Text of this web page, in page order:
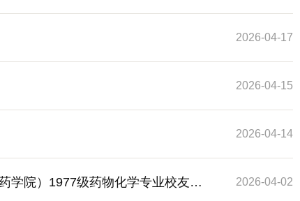
2026-04-17
2026-04-15
2026-04-14
学院）1977级药物化学专业校友武 2026-04-02